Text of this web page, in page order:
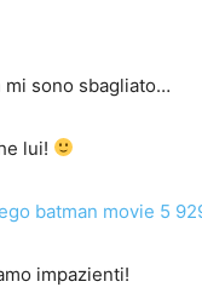
mi sono sbagliato…
lui!
impazienti!